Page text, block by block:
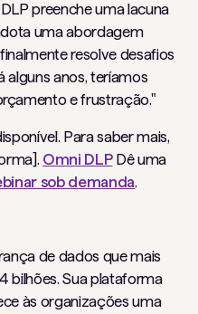
preenche uma lacuna
uma abordagem
resolve desafios
alguns anos, teríamos
e frustração."
Para saber mais,
Omni DLPDê uma
sob demanda.
de dados que mais
bilhões. Sua plataforma
às organizações uma